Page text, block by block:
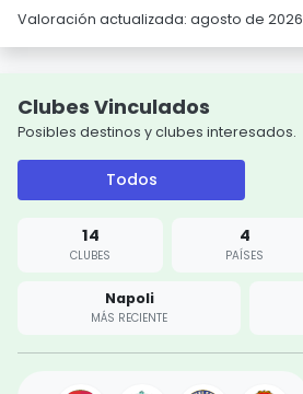
Valoración actualizada: agosto de 2026
Clubes Vinculados
Posibles destinos y clubes interesados.
Todos
14
CLUBES
4
PAÍSES
Napoli
MÁS RECIENTE